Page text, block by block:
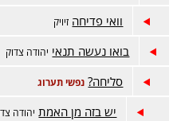
וואי פדיחה זיויק
בואו נעשה תנאי יהודה צדוק
סליחה? נפשי תערוג
יש בזה מן האמת יהודה